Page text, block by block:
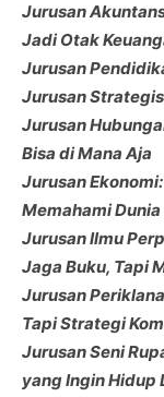
Jurusan
Jadi Otak
Jurusan
Jurusan
Jurusan
Bisa di Mana Aja
Jurusan
Memahami Dunia
Jurusan Ilmu
Jaga Buku, Tapi
Jurusan
Tapi Strategi
Jurusan Seni
yang Ingin Hidup